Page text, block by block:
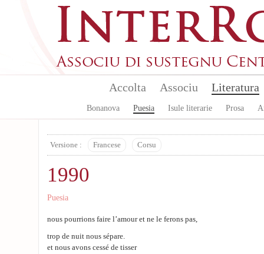
Accolta Associu Literatura
Bonanova Puesia Isule literarie Prosa
Versione : Francese Corsu
1990
Puesia
nous pourrions faire l’amour et ne le ferons pas,
trop de nuit nous sépare.
et nous avons cessé de tisser